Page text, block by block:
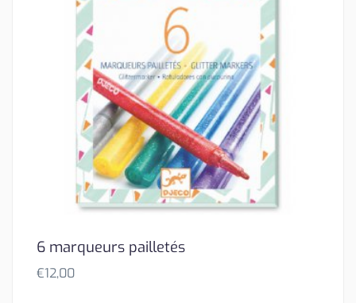
6 marqueurs pailletés
€12,00